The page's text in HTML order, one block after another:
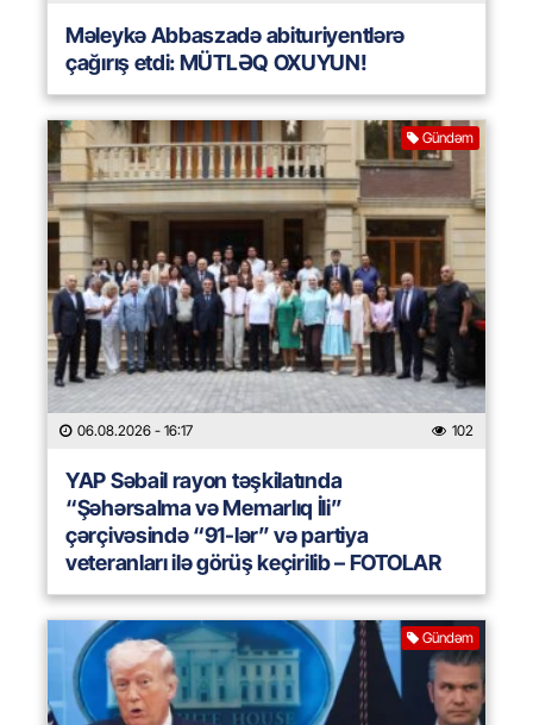
Məleykə Abbaszadə abituriyentlərə
çağırış etdi: MÜTLƏQ OXUYUN!
Gündəm
06.08.2026 - 16:17 102
YAP Səbail rayon təşkilatında
“Şəhərsalma və Memarlıq İli”
çərçivəsində “91-lər” və partiya
veteranları ilə görüş keçirilib – FOTOLAR
Gündəm